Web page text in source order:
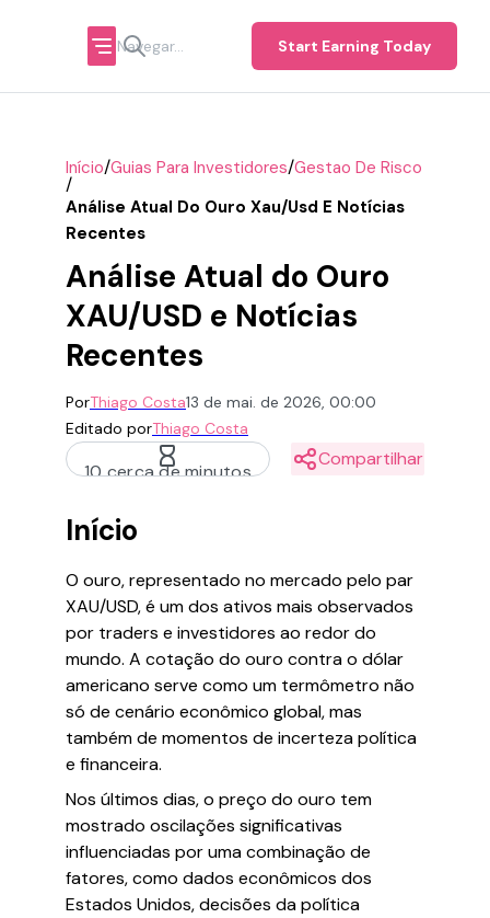
Start Earning Today
Início/Guias Para Investidores/Gestao De Risco
/
Análise Atual Do Ouro Xau/usd E Notícias
Recentes
Análise Atual do Ouro
XAU/USD e Notícias
Recentes
PorThiago Costa13 de mai. de 2026, 00:00
Editado porThiago Costa
10 cerca de minutos
Compartilhar
Início
O ouro, representado no mercado pelo par
XAU/USD, é um dos ativos mais observados
por traders e investidores ao redor do
mundo. A cotação do ouro contra o dólar
americano serve como um termômetro não
só de cenário econômico global, mas
também de momentos de incerteza política
e financeira.
Nos últimos dias, o preço do ouro tem
mostrado oscilações significativas
influenciadas por uma combinação de
fatores, como dados econômicos dos
Estados Unidos, decisões da política